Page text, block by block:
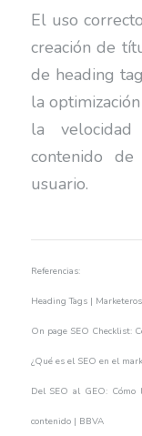
El uso
creación de
de heading
la
la
contenido
usuario.
Referencias:
Heading Tags |
On page SEO Checklist:
¿Qué es el SEO en el
Del SEO al GEO:
contenido | BBVA